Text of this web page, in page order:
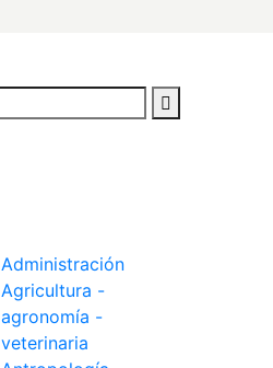
Administración
Agricultura -
agronomía -
veterinaria